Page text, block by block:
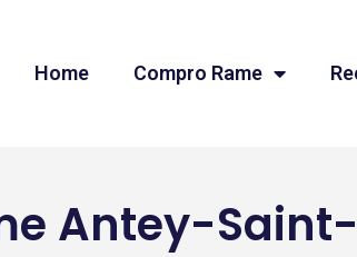
Home Compro Rame
Antey-